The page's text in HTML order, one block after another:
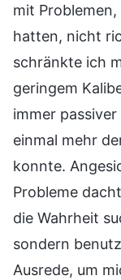
mit
hatten, nicht
schränkte ich
geringem
immer
einmal mehr
konnte.
Probleme
die Wahrheit
sondern
Ausrede, um